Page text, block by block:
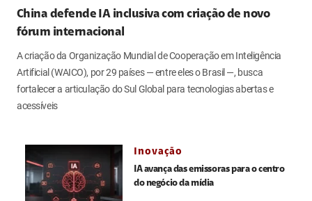
China defende IA inclusiva com criação de novo
fórum internacional
A criação da Organização Mundial de Cooperação em Inteligência
Artificial (WAICO), por 29 países — entre eles o Brasil —, busca
fortalecer a articulação do Sul Global para tecnologias abertas e
acessíveis
Inovação
IA avança das emissoras para o centro
do negócio da mídia